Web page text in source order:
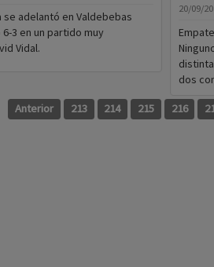
se adelantó en Valdebebas
3 en un partido muy
Vidal.
20/09/
dos
Anterior 213 214 215 216